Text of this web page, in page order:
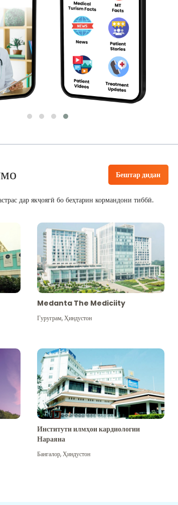
Бештар дидан
дар якҷоягӣ бо беҳтарин кормандони тиббӣ.
Medanta The Mediciity
Гуруграм,Ҳиндустон
Институти илмҳои кардиологии
Нараяна
Бангалор,Ҳиндустон